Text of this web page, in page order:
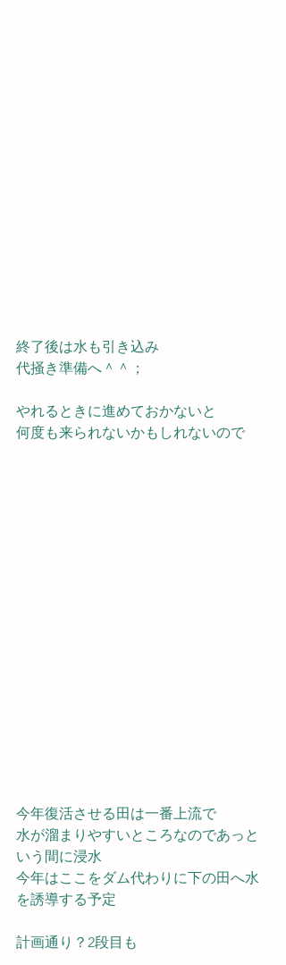
終了後は水も引き込み
代掻き準備へ＾＾；
やれるときに進めておかないと
何度も来られないかもしれないので
今年復活させる田は一番上流で
水が溜まりやすいところなのであっと
いう間に浸水
今年はここをダム代わりに下の田へ水
を誘導する予定
計画通り？2段目も